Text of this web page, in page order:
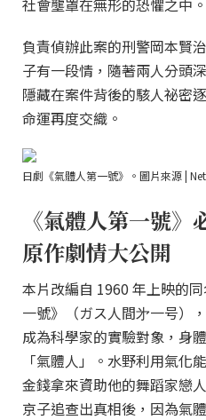
社會壟罩在無形的恐懼之中。
負責偵辦此案的刑警岡本賢
子有一段情，隨著兩人分頭
隱藏在案件背後的駭人祕密
命運再度交織。
日劇《氣體人第一號》。圖片來源 |
《氣體人第一號
原作劇情大公開
本片改編自 1960 年上映的
一號》（ガス人間㐧一号）
成為科學家的實驗對象，身
「氣體人」。水野利用氣化
金錢拿來資助他的舞蹈家戀
京子追查出真相後，因為氣